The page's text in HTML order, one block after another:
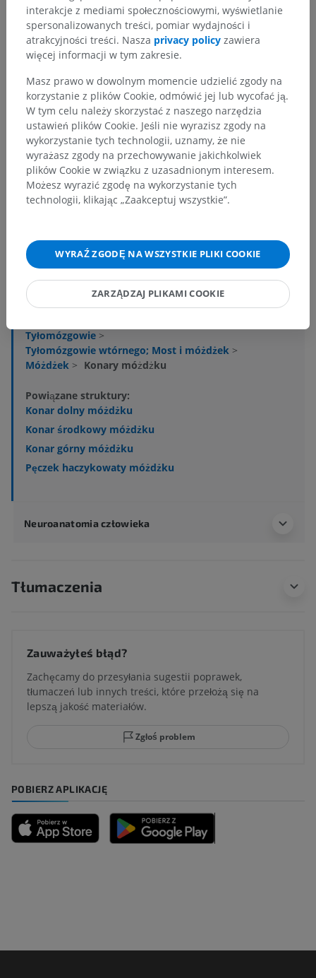
Hierarchia anatomiczna
Anatomia człowieka 1
Anatomia układu kostnego> Układ nerwowy>
Tyłomózgowie >
Tyłomózgowie wtórnego; Most i móżdżek >
Móżdżek > Konary móżdżku
Powiązane struktury:
Konar dolny móżdżku
Konar środkowy móżdżku
Konar górny móżdżku
Pęczek haczykowaty móżdżku
Neuroanatomia człowieka
Tłumaczenia
Zauważyłeś błąd?
Zachęcamy do przesyłania sugestii poprawek,
tłumaczeń lub innych treści, które przełożą się na
lepszą jakość materiałów.
Zgłoś problem
POBIERZ APLIKACJĘ
interakcje z mediami społecznościowymi, wyświetlanie
spersonalizowanych treści, pomiar wydajności i
atrakcyjności treści. Nasza privacy policy zawiera
więcej informacji w tym zakresie.
Masz prawo w dowolnym momencie udzielić zgody na
korzystanie z plików Cookie, odmówić jej lub wycofać ją.
W tym celu należy skorzystać z naszego narzędzia
ustawień plików Cookie. Jeśli nie wyrazisz zgody na
wykorzystanie tych technologii, uznamy, że nie
wyrażasz zgody na przechowywanie jakichkolwiek
plików Cookie w związku z uzasadnionym interesem.
Możesz wyrazić zgodę na wykorzystanie tych
technologii, klikając „Zaakceptuj wszystkie”.
WYRAŹ ZGODĘ NA WSZYSTKIE PLIKI COOKIE
ZARZĄDZAJ PLIKAMI COOKIE